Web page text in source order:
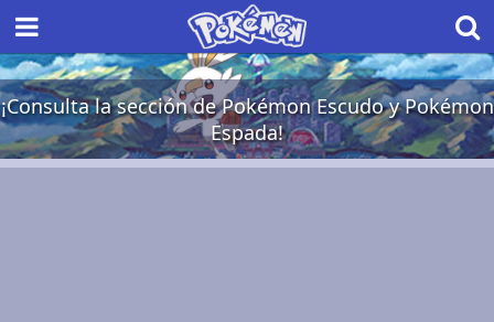
¡Consulta la sección de Pokémon Escudo y Pokémon
Espada!